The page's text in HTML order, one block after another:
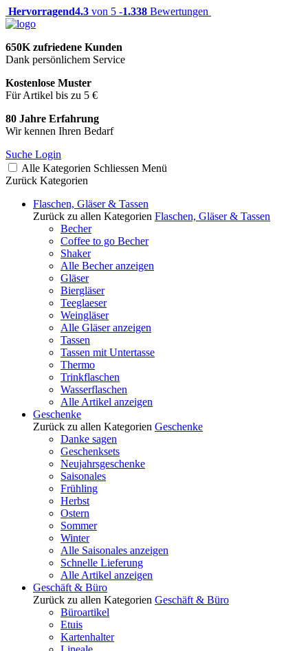
Hervorragend4.3 von 5 -1.338 Bewertungen
650K zufriedene Kunden
Dank persönlichem Service
Kostenlose Muster
Für Artikel bis zu 5 €
80 Jahre Erfahrung
Wir kennen Ihren Bedarf
Suche Login
Alle Kategorien Schliessen Menü
Zurück Kategorien
Flaschen, Gläser & Tassen
Zurück zu allen Kategorien Flaschen, Gläser & Tassen
Becher
Coffee to go Becher
Shaker
Alle Becher anzeigen
Gläser
Biergläser
Teeglaeser
Weingläser
Alle Gläser anzeigen
Tassen
Tassen mit Untertasse
Thermo
Trinkflaschen
Wasserflaschen
Alle Artikel anzeigen
Geschenke
Zurück zu allen Kategorien Geschenke
Danke sagen
Geschenksets
Neujahrsgeschenke
Saisonales
Frühling
Herbst
Ostern
Sommer
Winter
Alle Saisonales anzeigen
Schnelle Lieferung
Alle Artikel anzeigen
Geschäft & Büro
Zurück zu allen Kategorien Geschäft & Büro
Büroartikel
Etuis
Kartenhalter